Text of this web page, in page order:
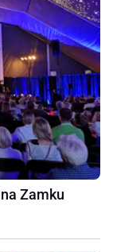
Zamku